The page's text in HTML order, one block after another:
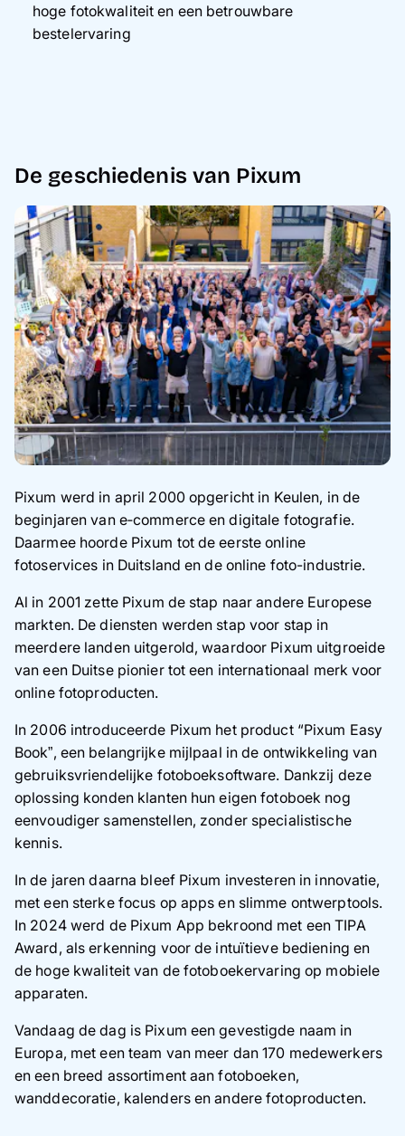
hoge fotokwaliteit en een betrouwbare
bestelervaring
De geschiedenis van Pixum
Pixum werd in april 2000 opgericht in Keulen, in de
beginjaren van e‑commerce en digitale fotografie.
Daarmee hoorde Pixum tot de eerste online
fotoservices in Duitsland en de online foto-industrie.
Al in 2001 zette Pixum de stap naar andere Europese
markten. De diensten werden stap voor stap in
meerdere landen uitgerold, waardoor Pixum uitgroeide
van een Duitse pionier tot een internationaal merk voor
online fotoproducten.
In 2006 introduceerde Pixum het product “Pixum Easy
Book”, een belangrijke mijlpaal in de ontwikkeling van
gebruiksvriendelijke fotoboeksoftware. Dankzij deze
oplossing konden klanten hun eigen fotoboek nog
eenvoudiger samenstellen, zonder specialistische
kennis.
In de jaren daarna bleef Pixum investeren in innovatie,
met een sterke focus op apps en slimme ontwerptools.
In 2024 werd de Pixum App bekroond met een TIPA
Award, als erkenning voor de intuïtieve bediening en
de hoge kwaliteit van de fotoboekervaring op mobiele
apparaten.
Vandaag de dag is Pixum een gevestigde naam in
Europa, met een team van meer dan 170 medewerkers
en een breed assortiment aan fotoboeken,
wanddecoratie, kalenders en andere fotoproducten.